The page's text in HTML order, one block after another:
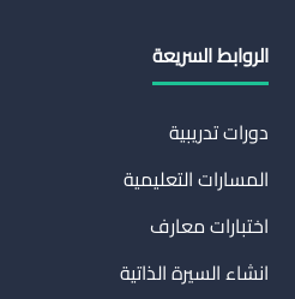
الروابط السريعة
دورات تدريبية
المسارات التعليمية
اختبارات معارف
انشاء السيرة الذاتية